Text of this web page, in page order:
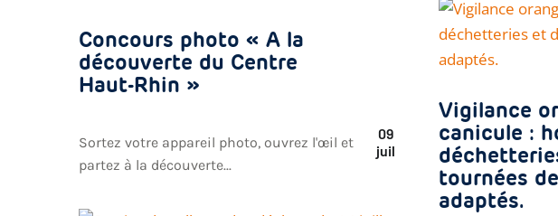
Concours photo « A la
découverte du Centre
Haut-Rhin »
09
juil
Sortez votre appareil photo, ouvrez l'œil et
partez à la découverte...
Vigilance
canicule :
tournées
adaptés.